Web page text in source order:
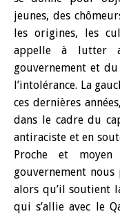
jeunes, des
les origines, les
appelle à lutter
gouvernement et
l’intolérance. La
ces dernières
dans le cadre du
antiraciste et en
Proche et
gouvernement
alors qu’il soutient
qui s’allie avec le